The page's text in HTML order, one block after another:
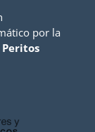
por la
Peritos